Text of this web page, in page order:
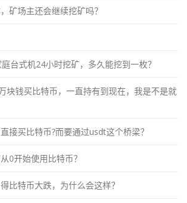
矿场主还会继续挖矿吗？
台式机24小时挖矿，多久能挖到一枚？
块钱买比特币，一直持有到现在，我是不是就
接买比特币?而要通过usdt这个桥梁？
0开始使用比特币？
比特币大跌，为什么会这样？